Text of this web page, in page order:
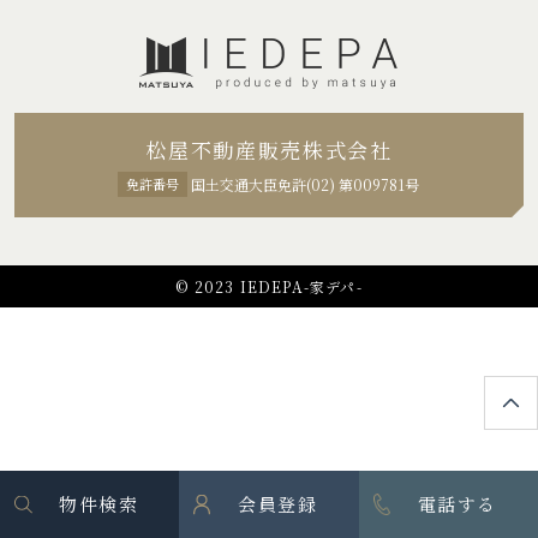
松屋不動産販売株式会社
免許番号 国土交通大臣免許(02) 第009781号
© 2023 IEDEPA-家デパ-
物件検索 会員登録 電話する